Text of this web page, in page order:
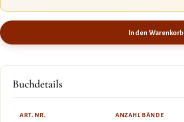
In den Warenkorb
Buchdetails
ART. NR. ANZAHL BÄNDE